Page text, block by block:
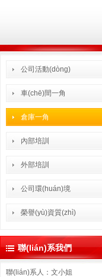
公司活動(dòng)
車(chē)間一角
倉庫一角
內部培訓
外部培訓
公司環(huán)境
榮譽(yù)資質(zhì)
聯(lián)系我們
聯(lián)系人：文小姐